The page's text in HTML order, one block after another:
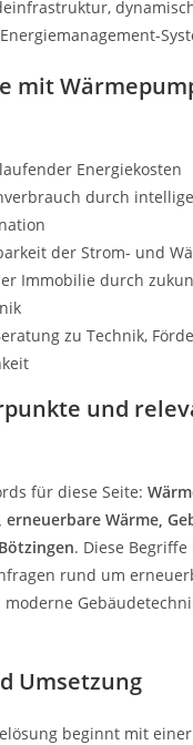
mit
Energiekosten
durch
der Strom- und
Immobilie durch
zu Technik,
und
für diese Seite:
erneuerbare Wärme,
. Diese
rund um
moderne
Umsetzung
beginnt mit